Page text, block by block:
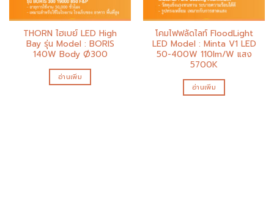
THORN ไฮเบย์ LED High
Bay รุ่น Model : BORIS
140W Body Ø300
อ่านเพิ่ม
โคมไฟฟลัดไลท์ FloodLight
LED Model : Minta V1 LED
50-400W 110lm/W แสง
5700K
อ่านเพิ่ม